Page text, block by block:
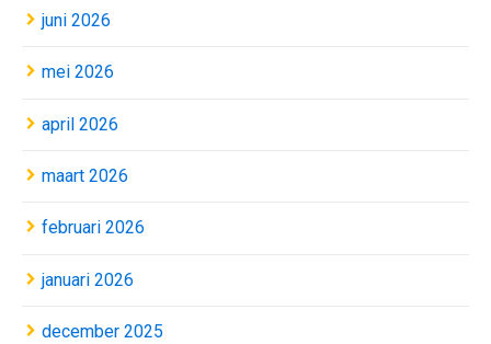
juni 2026
mei 2026
april 2026
maart 2026
februari 2026
januari 2026
december 2025